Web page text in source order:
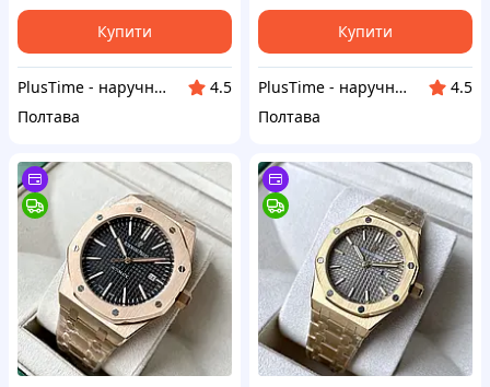
Купити
PlusTime - наручні годинники
4.5
Полтава
Купити
PlusTime - наручні годинники
4.5
Полтава